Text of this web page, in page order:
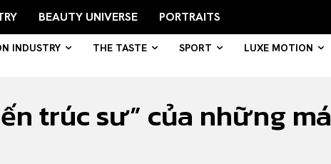
BEAUTY UNIVERSE PORTRAITS
INDUSTRY THE TASTE SPORT LUXE MOTION
trúc sư” của những